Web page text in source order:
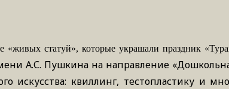
статуй», которые украшали праздник
А.С. Пушкина на направление
искусства: квиллинг, тестопластику